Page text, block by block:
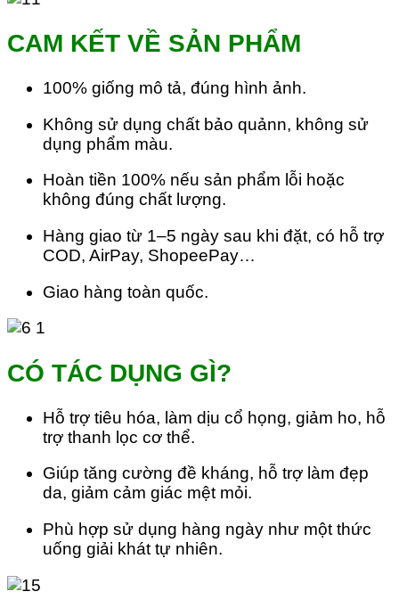
CAM KẾT VỀ SẢN PHẨM
100% giống mô tả, đúng hình ảnh.
Không sử dụng chất bảo quảnn, không sử
dụng phẩm màu.
Hoàn tiền 100% nếu sản phẩm lỗi hoặc
không đúng chất lượng.
Hàng giao từ 1–5 ngày sau khi đặt, có hỗ trợ
COD, AirPay, ShopeePay…
Giao hàng toàn quốc.
CÓ TÁC DỤNG GÌ?
Hỗ trợ tiêu hóa, làm dịu cổ họng, giảm ho, hỗ
trợ thanh lọc cơ thể.
Giúp tăng cường đề kháng, hỗ trợ làm đẹp
da, giảm cảm giác mệt mỏi.
Phù hợp sử dụng hàng ngày như một thức
uống giải khát tự nhiên.